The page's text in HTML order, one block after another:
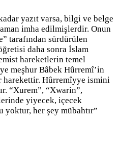
yazıt varsa, bilgi ve belge
imha edilmişlerdir. Onun
tarafından sürdürülen
daha sonra İslam
hareketlerin temel
meşhur Bâbek Hûrremî’in
harekettir. Hûrremîyye ismini
“Xurem”, “Xwarin”,
yiyecek, içecek
yoktur, her şey mübahtır”